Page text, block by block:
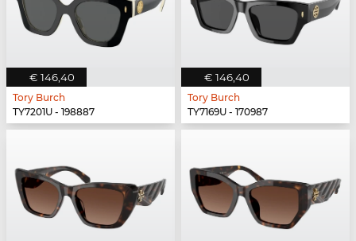
€ 146,40
Tory Burch
TY7201U - 198887
€ 146,40
Tory Burch
TY7169U - 170987